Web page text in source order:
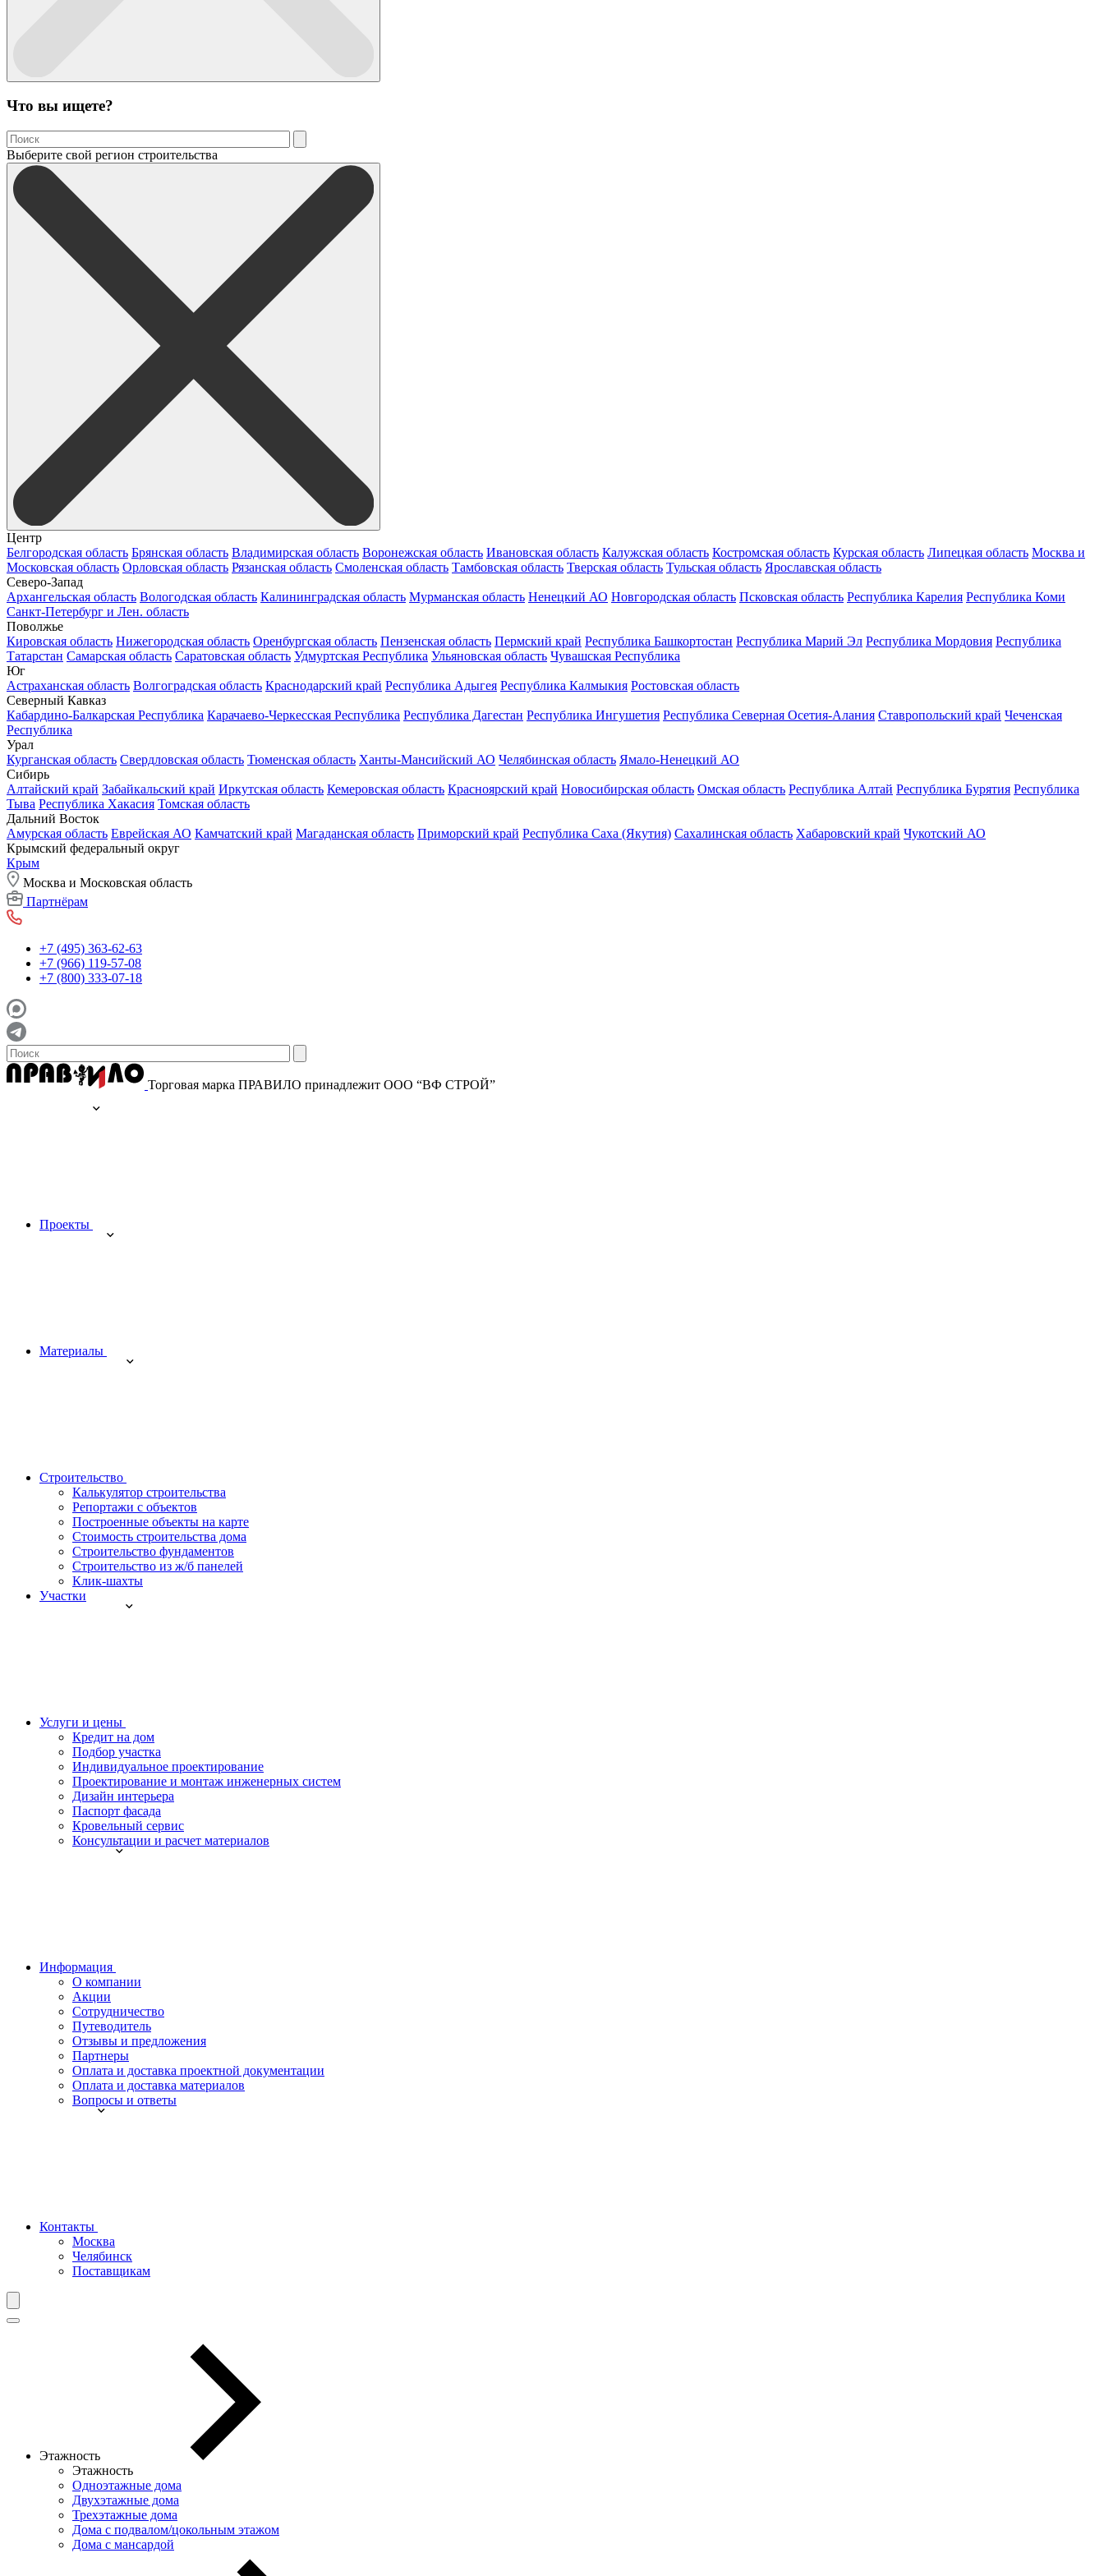
Что вы ищете?
Выберите свой регион строительства
Центр
Белгородская область Брянская область Владимирская область Воронежская область Ивановская область Калужская область Костромская область Курская область Липецкая область Москва и
Московская область Орловская область Рязанская область Смоленская область Тамбовская область Тверская область Тульская область Ярославская область
Северо-Запад
Архангельская область Вологодская область Калининградская область Мурманская область Ненецкий АО Новгородская область Псковская область Республика Карелия Республика Коми
Санкт-Петербург и Лен. область
Поволжье
Кировская область Нижегородская область Оренбургская область Пензенская область Пермский край Республика Башкортостан Республика Марий Эл Республика Мордовия Республика
Татарстан Самарская область Саратовская область Удмуртская Республика Ульяновская область Чувашская Республика
Юг
Астраханская область Волгоградская область Краснодарский край Республика Адыгея Республика Калмыкия Ростовская область
Северный Кавказ
Кабардино-Балкарская Республика Карачаево-Черкесская Республика Республика Дагестан Республика Ингушетия Республика Северная Осетия-Алания Ставропольский край Чеченская
Республика
Урал
Курганская область Свердловская область Тюменская область Ханты-Мансийский АО Челябинская область Ямало-Ненецкий АО
Сибирь
Алтайский край Забайкальский край Иркутская область Кемеровская область Красноярский край Новосибирская область Омская область Республика Алтай Республика Бурятия Республика
Тыва Республика Хакасия Томская область
Дальний Восток
Амурская область Еврейская АО Камчатский край Магаданская область Приморский край Республика Саха (Якутия) Сахалинская область Хабаровский край Чукотский АО
Крымский федеральный округ
Крым
Москва и Московская область
Партнёрам
+7 (495) 363-62-63
+7 (966) 119-57-08
+7 (800) 333-07-18
Торговая марка ПРАВИЛО принадлежит ООО “ВФ СТРОЙ”
Проекты
Материалы
Строительство
Калькулятор строительства
Репортажи с объектов
Построенные объекты на карте
Стоимость строительства дома
Строительство фундаментов
Строительство из ж/б панелей
Клик-шахты
Участки
Услуги и цены
Кредит на дом
Подбор участка
Индивидуальное проектирование
Проектирование и монтаж инженерных систем
Дизайн интерьера
Паспорт фасада
Кровельный сервис
Консультации и расчет материалов
Информация
О компании
Акции
Сотрудничество
Путеводитель
Отзывы и предложения
Партнеры
Оплата и доставка проектной документации
Оплата и доставка материалов
Вопросы и ответы
Контакты
Москва
Челябинск
Поставщикам
Этажность
Этажность
Одноэтажные дома
Двухэтажные дома
Трехэтажные дома
Дома с подвалом/цокольным этажом
Дома с мансардой